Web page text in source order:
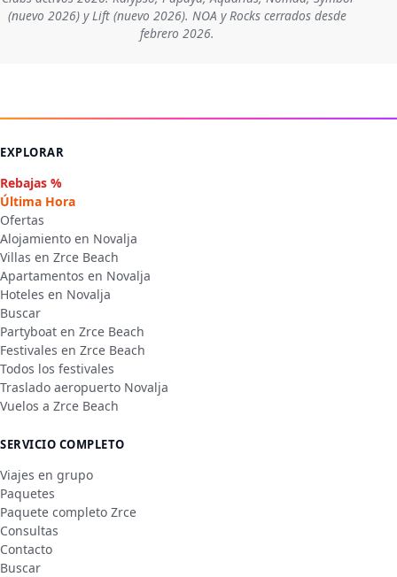
(nuevo 2026) y Lift (nuevo 2026). NOA y Rocks cerrados desde
febrero 2026.
EXPLORAR
Rebajas %
Última Hora
Ofertas
Alojamiento en Novalja
Villas en Zrce Beach
Apartamentos en Novalja
Hoteles en Novalja
Buscar
Partyboat en Zrce Beach
Festivales en Zrce Beach
Todos los festivales
Traslado aeropuerto Novalja
Vuelos a Zrce Beach
SERVICIO COMPLETO
Viajes en grupo
Paquetes
Paquete completo Zrce
Consultas
Contacto
Buscar